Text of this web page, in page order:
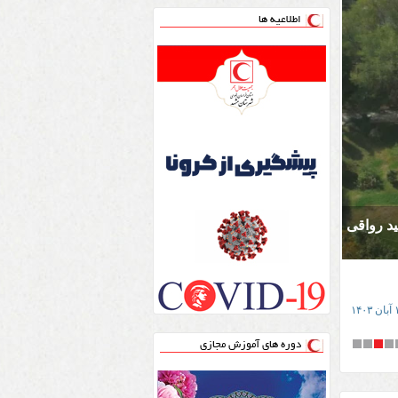
اثرات بلایای طبیعی
مانور
رواقی مشهد
هلال احمر مشهد
اطلاعیه ها
دوره های آموزش مجازی